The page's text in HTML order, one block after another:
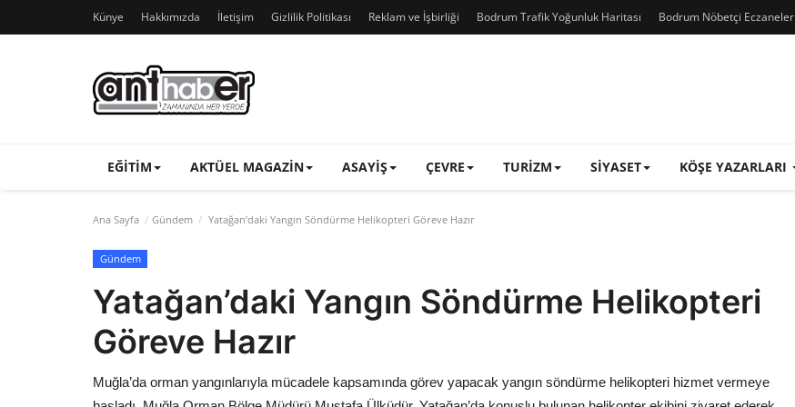
Künye Hakkımızda İletişim Gizlilik Politikası Reklam ve İşbirliği Bodrum Trafik Yoğunluk Haritası Bodrum Nöbetçi Eczaneler
EĞITIM AKTÜEL MAGAZIN ASAYIŞ ÇEVRE TURIZM SIYASET KÖŞE YAZARLARI
Ana Sayfa Gündem Yatağan’daki Yangın Söndürme Helikopteri Göreve Hazır
Gündem
Yatağan’daki Yangın Söndürme Helikopteri
Göreve Hazır
Muğla’da orman yangınlarıyla mücadele kapsamında görev yapacak yangın söndürme helikopteri hizmet vermeye